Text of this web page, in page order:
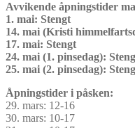
Avvikende åpningstider
1. mai: Stengt
14. mai (Kristi
17. mai: Stengt
24. mai (1. pinsedag):
25. mai (2. pinsedag):
Åpningstider i påsken:
29. mars: 12-16
30. mars: 10-17